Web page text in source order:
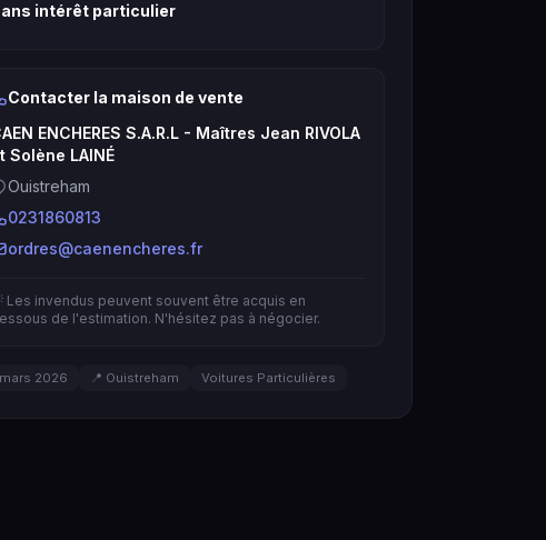
intérêt particulier
Contacter la maison de vente
ENCHERES S.A.R.L - Maîtres Jean RIVOLA
Solène LAINÉ
Ouistreham
0231860813
ordres@caenencheres.fr
Les invendus peuvent souvent être acquis en
de l'estimation. N'hésitez pas à négocier.
2026 📍 Ouistreham Voitures Particulières